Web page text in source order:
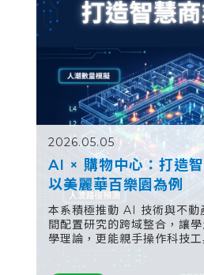
2026.05.05
AI × 購物中心：打造
以美麗華百樂園為例
本系積極推動 AI 技術與不動
間配置研究的跨域整合，讓
學理論，更能親手操作科技
中心、城市與生活空間，變
甚至預測的智慧模型。